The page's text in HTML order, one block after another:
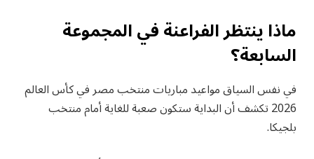
ماذا ينتظر الفراعنة في المجموعة
السابعة؟
في نفس السياق مواعيد مباريات منتخب مصر في كأس العالم
2026 تكشف أن البداية ستكون صعبة للغاية أمام منتخب
بلجيكا.